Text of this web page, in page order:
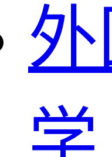
学